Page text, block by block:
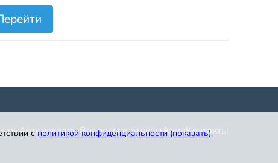
АвтовокзалыВопросы и ответыАвиаКонтакты
с политикой конфиденциальности (показать).